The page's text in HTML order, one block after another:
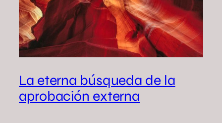
La eterna búsqueda de la
aprobación externa